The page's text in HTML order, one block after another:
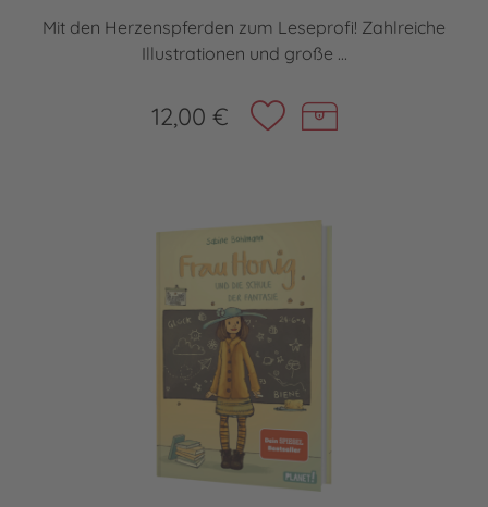
Mit den Herzenspferden zum Leseprofi! Zahlreiche
Illustrationen und große ...
12,00 €